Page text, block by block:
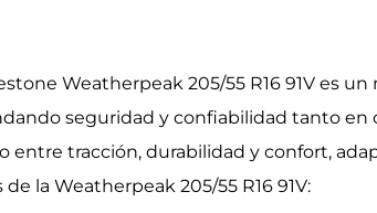
Weatherpeak 205/55 R16 91V es
seguridad y confiabilidad tanto en
entre tracción, durabilidad y confort,
la Weatherpeak 205/55 R16 91V: